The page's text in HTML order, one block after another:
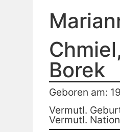
Borek
Geboren am:
Vermutl.
Vermutl.